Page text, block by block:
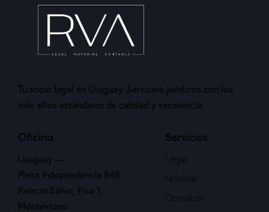
Tu socio legal en Uruguay. Servicios jurídicos con los
más altos estándares de calidad y excelencia.
Oficina
Uruguay —
Plaza Independencia 848,
Palacio Salvo, Piso 1,
Montevideo
Servicios
Legal
Notarial
Contable